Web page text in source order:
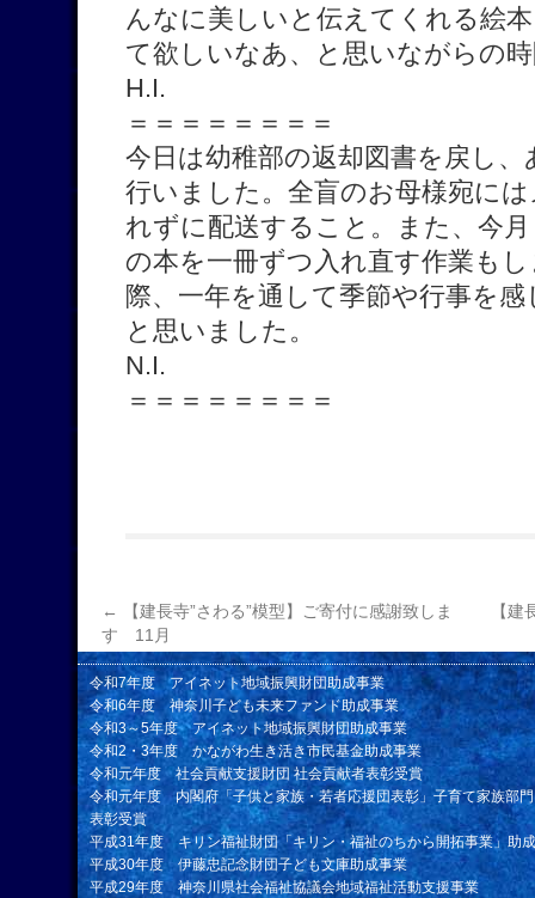
んなに美しいと伝えてくれる絵
て欲しいなあ、と思いながらの
H.I.
＝＝＝＝＝＝＝＝
今日は幼稚部の返却図書を戻し
行いました。全盲のお母様宛に
れずに配送すること。また、今
の本を一冊ずつ入れ直す作業も
際、一年を通して季節や行事を
と思いました。
N.I.
＝＝＝＝＝＝＝＝
←
【建長寺”さわる”模型】ご寄付に感謝致しま
す 11月
【
令和7年度 アイネット地域振興財団助成事業
令和6年度 神奈川子ども未来ファンド助成事業
令和3～5年度 アイネット地域振興財団助成事業
令和2・3年度 かながわ生き活き市民基金助成事業
令和元年度 社会貢献支援財団 社会貢献者表彰受賞
令和元年度 内閣府「子供と家族・若者応援団表彰」子育て家族部
表彰受賞
平成31年度 キリン福祉財団「キリン・福祉のちから開拓事業」助
平成30年度 伊藤忠記念財団子ども文庫助成事業
平成29年度 神奈川県社会福祉協議会地域福祉活動支援事業